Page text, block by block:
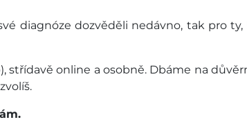
diagnóze dozvěděli nedávno, tak pro
střídavě online a osobně. Dbáme na